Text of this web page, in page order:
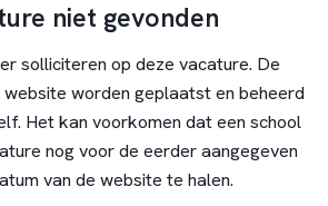
niet gevonden
solliciteren op deze vacature. De
worden geplaatst en beheerd
Het kan voorkomen dat een school
nog voor de eerder aangegeven
van de website te halen.